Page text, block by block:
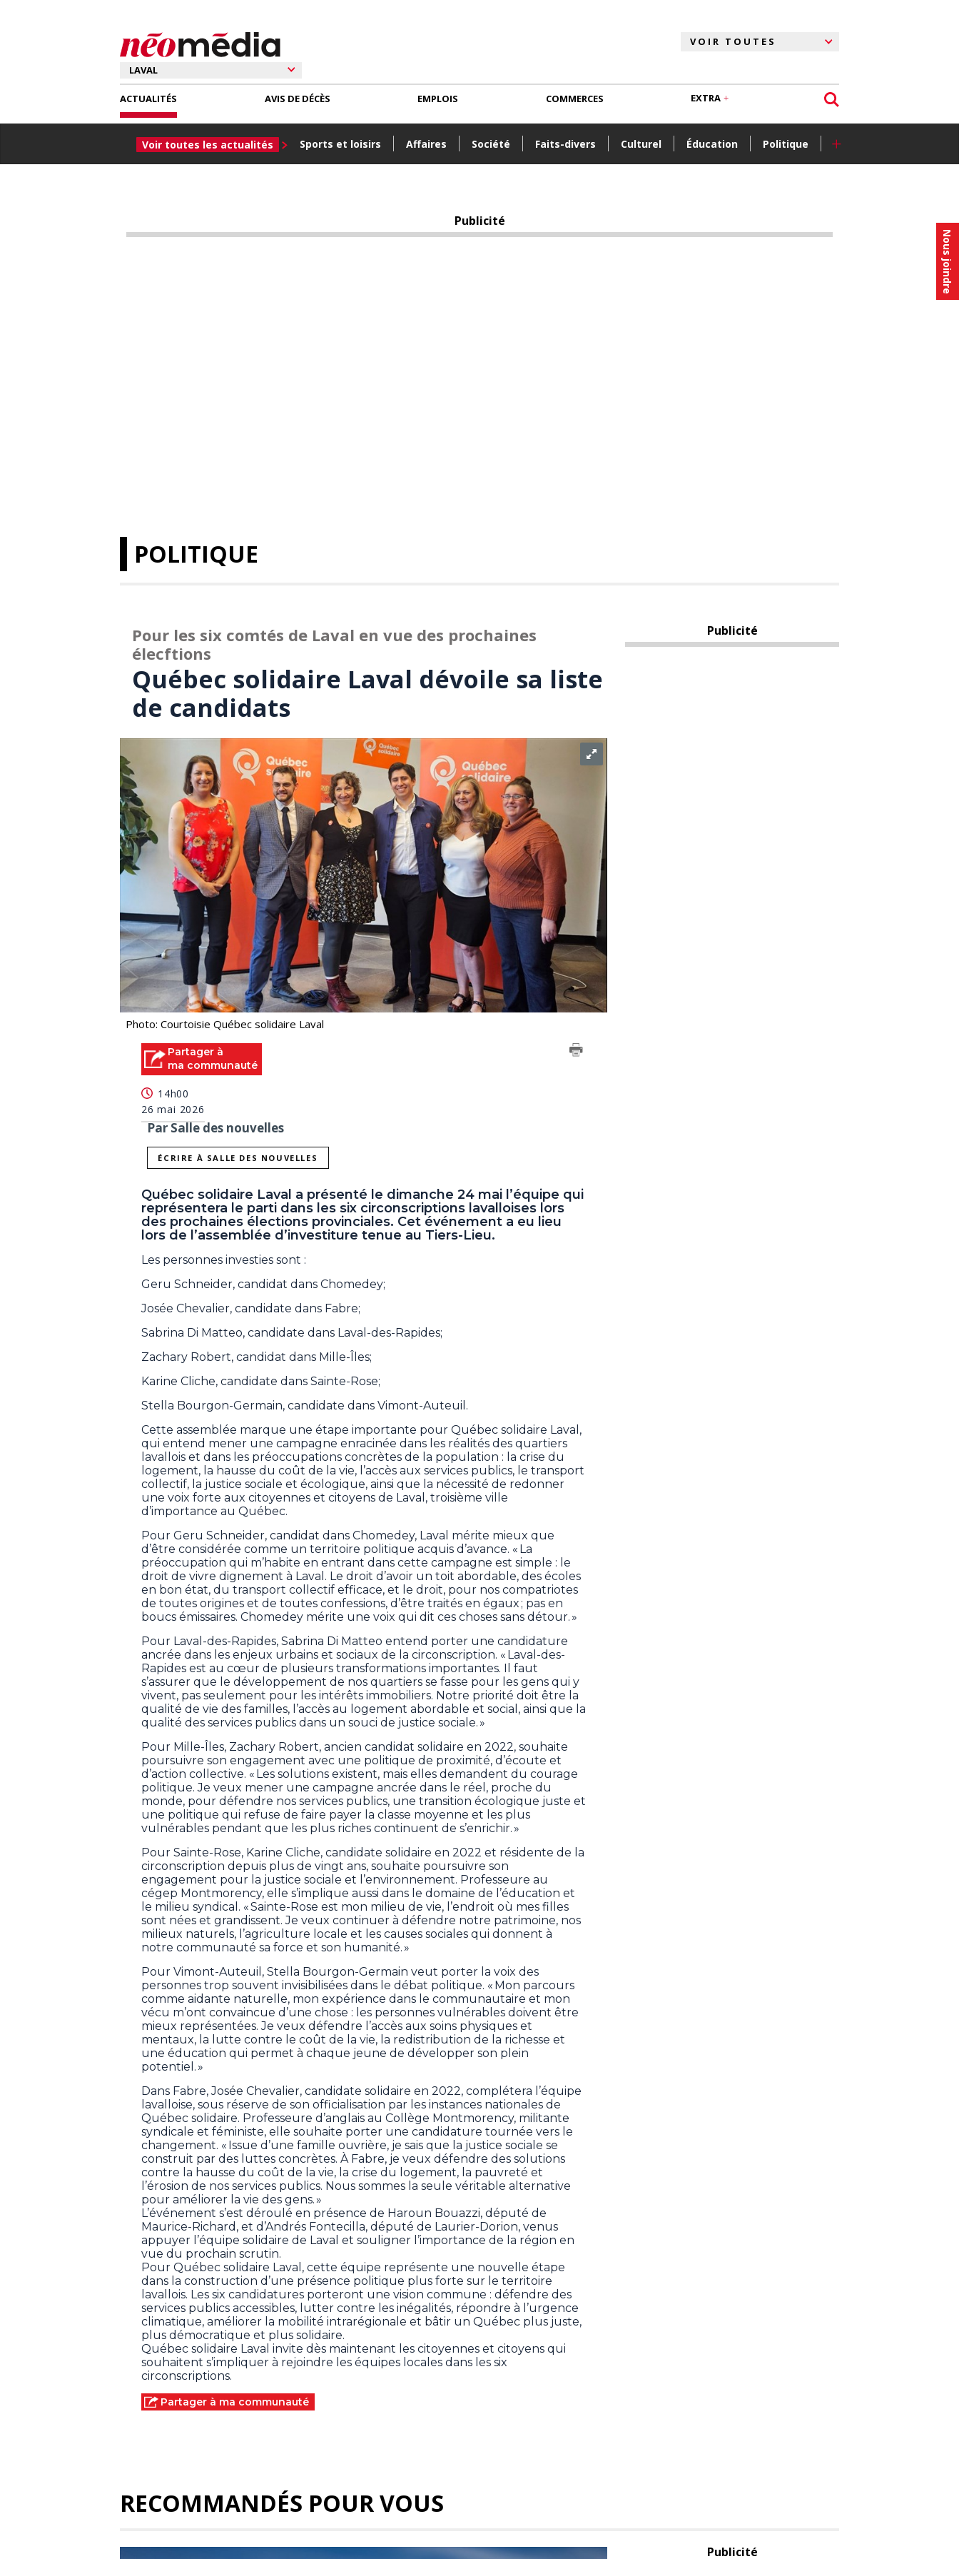
Nous joindre
ACTUALITÉS
Voir toutes les actualités Sports et loisirs Affaires Société Faits-divers Culturel Éducation Politique +
AVIS DE DÉCÈS EMPLOIS COMMERCES EXTRA
Publicité
POLITIQUE
Pour les six comtés de Laval en vue des prochaines
élecftions
Québec solidaire Laval dévoile sa liste
de candidats
Photo: Courtoisie Québec solidaire Laval
Partager à
ma communauté
14h00
26 mai 2026
Par Salle des nouvelles
ÉCRIRE À SALLE DES NOUVELLES
Québec solidaire Laval a présenté le dimanche 24 mai l’équipe qui
représentera le parti dans les six circonscriptions lavalloises lors
des prochaines élections provinciales. Cet événement a eu lieu
lors de l’assemblée d’investiture tenue au Tiers-Lieu.
Les personnes investies sont :
Geru Schneider, candidat dans Chomedey;
Josée Chevalier, candidate dans Fabre;
Sabrina Di Matteo, candidate dans Laval-des-Rapides;
Zachary Robert, candidat dans Mille-Îles;
Karine Cliche, candidate dans Sainte-Rose;
Stella Bourgon-Germain, candidate dans Vimont-Auteuil.
Cette assemblée marque une étape importante pour Québec solidaire Laval,
qui entend mener une campagne enracinée dans les réalités des quartiers
lavallois et dans les préoccupations concrètes de la population : la crise du
logement, la hausse du coût de la vie, l’accès aux services publics, le transport
collectif, la justice sociale et écologique, ainsi que la nécessité de redonner
une voix forte aux citoyennes et citoyens de Laval, troisième ville
d’importance au Québec.
Pour Geru Schneider, candidat dans Chomedey, Laval mérite mieux que
d’être considérée comme un territoire politique acquis d’avance. « La
préoccupation qui m’habite en entrant dans cette campagne est simple : le
droit de vivre dignement à Laval. Le droit d’avoir un toit abordable, des écoles
en bon état, du transport collectif efficace, et le droit, pour nos compatriotes
de toutes origines et de toutes confessions, d’être traités en égaux ; pas en
boucs émissaires. Chomedey mérite une voix qui dit ces choses sans détour. »
Pour Laval-des-Rapides, Sabrina Di Matteo entend porter une candidature
ancrée dans les enjeux urbains et sociaux de la circonscription. « Laval-des-
Rapides est au cœur de plusieurs transformations importantes. Il faut
s’assurer que le développement de nos quartiers se fasse pour les gens qui y
vivent, pas seulement pour les intérêts immobiliers. Notre priorité doit être la
qualité de vie des familles, l’accès au logement abordable et social, ainsi que la
qualité des services publics dans un souci de justice sociale. »
Pour Mille-Îles, Zachary Robert, ancien candidat solidaire en 2022, souhaite
poursuivre son engagement avec une politique de proximité, d’écoute et
d’action collective. « Les solutions existent, mais elles demandent du courage
politique. Je veux mener une campagne ancrée dans le réel, proche du
monde, pour défendre nos services publics, une transition écologique juste et
une politique qui refuse de faire payer la classe moyenne et les plus
vulnérables pendant que les plus riches continuent de s’enrichir. »
Pour Sainte-Rose, Karine Cliche, candidate solidaire en 2022 et résidente de la
circonscription depuis plus de vingt ans, souhaite poursuivre son
engagement pour la justice sociale et l’environnement. Professeure au
cégep Montmorency, elle s’implique aussi dans le domaine de l’éducation et
le milieu syndical. « Sainte-Rose est mon milieu de vie, l’endroit où mes filles
sont nées et grandissent. Je veux continuer à défendre notre patrimoine, nos
milieux naturels, l’agriculture locale et les causes sociales qui donnent à
notre communauté sa force et son humanité. »
Pour Vimont-Auteuil, Stella Bourgon-Germain veut porter la voix des
personnes trop souvent invisibilisées dans le débat politique. « Mon parcours
comme aidante naturelle, mon expérience dans le communautaire et mon
vécu m’ont convaincue d’une chose : les personnes vulnérables doivent être
mieux représentées. Je veux défendre l’accès aux soins physiques et
mentaux, la lutte contre le coût de la vie, la redistribution de la richesse et
une éducation qui permet à chaque jeune de développer son plein
potentiel. »
Dans Fabre, Josée Chevalier, candidate solidaire en 2022, complétera l’équipe
lavalloise, sous réserve de son officialisation par les instances nationales de
Québec solidaire. Professeure d’anglais au Collège Montmorency, militante
syndicale et féministe, elle souhaite porter une candidature tournée vers le
changement. « Issue d’une famille ouvrière, je sais que la justice sociale se
construit par des luttes concrètes. À Fabre, je veux défendre des solutions
contre la hausse du coût de la vie, la crise du logement, la pauvreté et
l’érosion de nos services publics. Nous sommes la seule véritable alternative
pour améliorer la vie des gens. »
L’événement s’est déroulé en présence de Haroun Bouazzi, député de
Maurice-Richard, et d’Andrés Fontecilla, député de Laurier-Dorion, venus
appuyer l’équipe solidaire de Laval et souligner l’importance de la région en
vue du prochain scrutin.
Pour Québec solidaire Laval, cette équipe représente une nouvelle étape
dans la construction d’une présence politique plus forte sur le territoire
lavallois. Les six candidatures porteront une vision commune : défendre des
services publics accessibles, lutter contre les inégalités, répondre à l’urgence
climatique, améliorer la mobilité intrarégionale et bâtir un Québec plus juste,
plus démocratique et plus solidaire.
Québec solidaire Laval invite dès maintenant les citoyennes et citoyens qui
souhaitent s’impliquer à rejoindre les équipes locales dans les six
circonscriptions.
Partager à ma communauté
Publicité
RECOMMANDÉS POUR VOUS
Publicité